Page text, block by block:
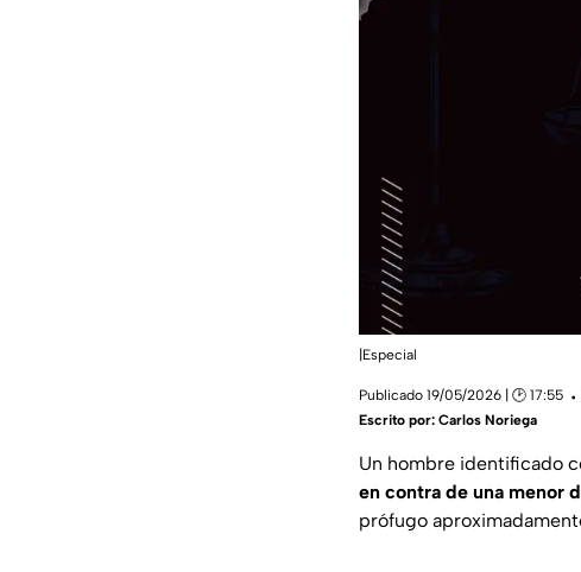
|Especial
Publicado 19/05/2026 | 🕑 17:55
Escrito por: Carlos Noriega
Un hombre identificado
en contra de una menor
prófugo